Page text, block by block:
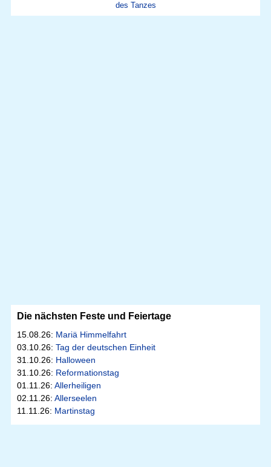
des Tanzes
Die nächsten Feste und Feiertage
15.08.26: Mariä Himmelfahrt
03.10.26: Tag der deutschen Einheit
31.10.26: Halloween
31.10.26: Reformationstag
01.11.26: Allerheiligen
02.11.26: Allerseelen
11.11.26: Martinstag